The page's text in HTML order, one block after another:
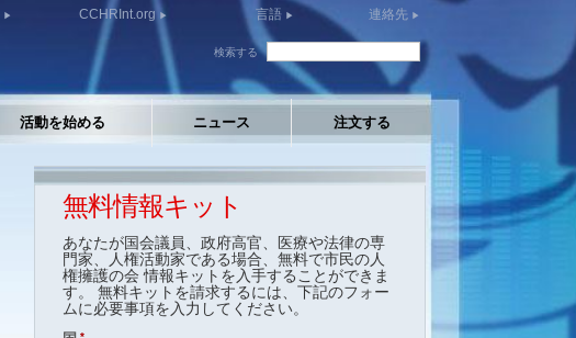
CCHRInt.org 言語 連絡先
検索する
活動を始める ニュース 注文する
無料情報キット
あなたが国会議員、政府高官、医療や法律の専
門家、人権活動家である場合、無料で市民の人
権擁護の会 情報キットを入手することができま
す。 無料キットを請求するには、下記のフォー
ムに必要事項を入力してください。